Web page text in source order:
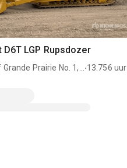
D6T LGP Rupsdozer
Prairie No. 1,
.13.756 uur